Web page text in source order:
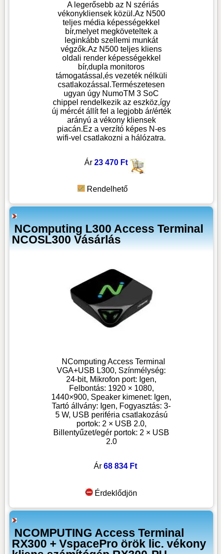
A legerősebb az N szériás
vékonykliensek közül.Az N500
teljes média képességekkel
bír,melyet megköveteltek a
leginkább szellemi munkát
végzők.Az N500 teljes kliens
oldali render képességekkel
bír,dupla monitoros
támogatással,és vezeték nélküli
csatlakozással.Természetesen
ugyan úgy NumoTM 3 SoC
chippel rendelkezik az eszköz,így
új mércét állít fel a legjobb ár/érték
arányú a vékony kliensek
piacán.Ez a verzító képes N-es
wifi-vel csatlakozni a hálózatra.
Ár 23 470 Ft
Rendelhető
NComputing L300 Access Terminal
NCOSL300 Vásárlás
NComputing Access Terminal
VGA+USB L300, Színmélység:
24-bit, Mikrofon port: Igen,
Felbontás: 1920 × 1080,
1440×900, Speaker kimenet: Igen,
Tartó állvány: Igen, Fogyasztás: 3-
5 W, USB periféria csatlakozású
portok: 2 × USB 2.0,
Billentyűzet/egér portok: 2 × USB
2.0
Ár68 834 Ft
Érdeklődjön
NCOMPUTING Access Terminal
RX300 + VspacePro örök lic. vékony